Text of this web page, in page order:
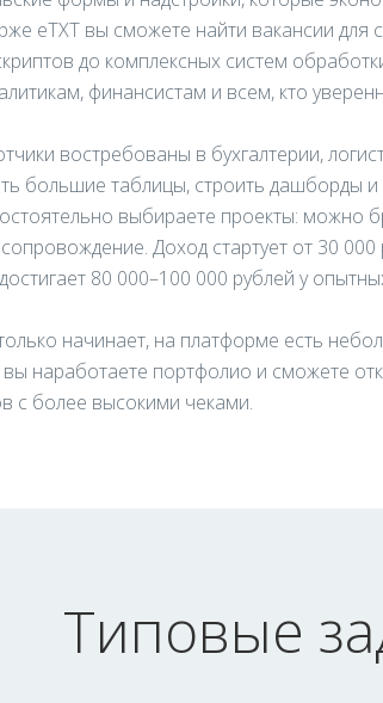
eTXT вы сможете найти вакансии для
до комплексных систем
финансистам и всем, кто
востребованы в бухгалтерии,
большие таблицы, строить дашборды
выбираете проекты: можно
Доход стартует от 30
80 000–100 000 рублей у
начинает, на платформе есть
наработаете портфолио и сможете
с более высокими чеками.
Типовые